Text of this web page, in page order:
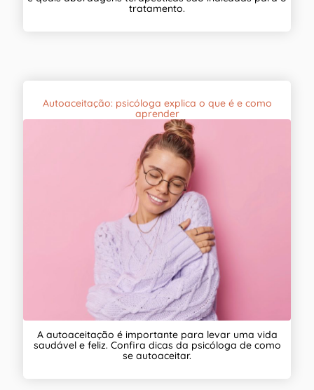
tratamento.
Autoaceitação: psicóloga explica o que é e como
aprender
A autoaceitação é importante para levar uma vida
saudável e feliz. Confira dicas da psicóloga de como
se autoaceitar.